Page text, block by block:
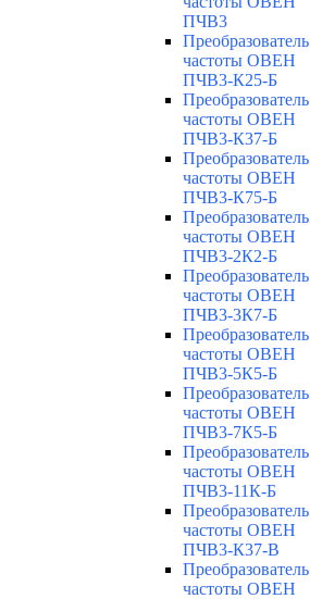
ПЧВ3
Преобразователь
частоты ОВЕН
ПЧВ3-К25-Б
Преобразователь
частоты ОВЕН
ПЧВ3-К37-Б
Преобразователь
частоты ОВЕН
ПЧВ3-К75-Б
Преобразователь
частоты ОВЕН
ПЧВ3-2К2-Б
Преобразователь
частоты ОВЕН
ПЧВ3-3К7-Б
Преобразователь
частоты ОВЕН
ПЧВ3-5К5-Б
Преобразователь
частоты ОВЕН
ПЧВ3-7К5-Б
Преобразователь
частоты ОВЕН
ПЧВ3-11К-Б
Преобразователь
частоты ОВЕН
ПЧВ3-К37-В
Преобразователь
частоты ОВЕН